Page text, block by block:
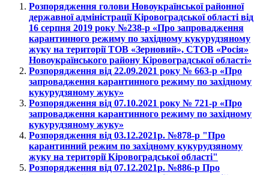
Розпорядження голови Новоукраїнської районної
державної адміністрації Кіровоградської області від
16 серпня 2019 року №238-р «Про запровадження
карантинного режиму по західному кукурудзяному
жуку на території ТОВ «Зерновий», СТОВ «Росія»
Новоукраїнського району Кіровоградської області»
Розпорядження від 22.09.2021 року № 663-р «Про
запровадження карантинного режиму по західному
кукурудзяному жуку»
Розпорядження від 07.10.2021 року № 721-р «Про
запровадження карантинного режиму по західному
кукурудзяному жуку»
Розпорядження від 03.12.2021р. №878-р "Про
карантинний режим по західному кукурудзяному
жуку на території Кіровоградської області"
Розпорядження від 07.12.2021р. №886-р Про